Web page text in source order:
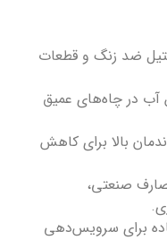
ضد زنگ و قطعات
آب در چاه‌های عمیق
بالا برای کاهش
صنعتی،
برای سرویس‌دهی